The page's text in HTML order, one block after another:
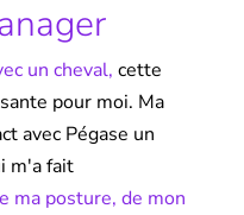
un cheval, cette
pour moi. Ma
avec Pégase un
m'a fait
ma posture, de mon